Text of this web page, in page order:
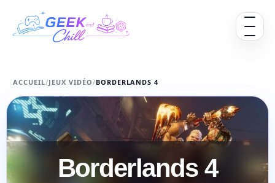
Ouvrir
ACCUEIL/JEUX VIDÉO/BORDERLANDS 4
Borderlands 4